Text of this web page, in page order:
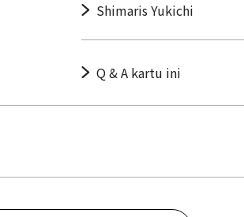
Shimaris Yukichi
Q & A kartu ini